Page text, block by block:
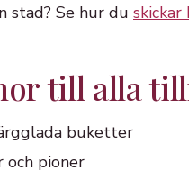
stad? Se hur du
till alla
buketter
och pioner